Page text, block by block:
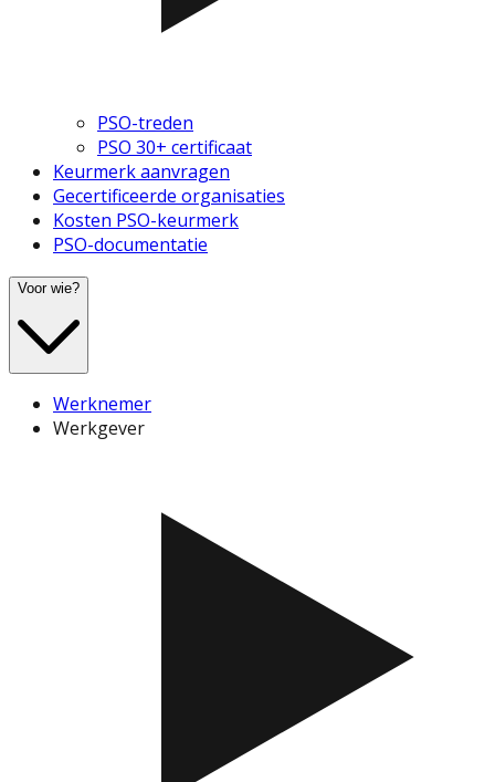
PSO-treden
PSO 30+ certificaat
Keurmerk aanvragen
Gecertificeerde organisaties
Kosten PSO-keurmerk
PSO-documentatie
Voor wie?
Werknemer
Werkgever